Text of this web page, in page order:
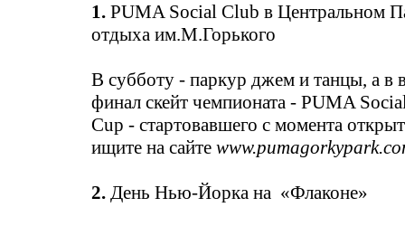
1. PUMA Social Club в Центральном
отдыха им.М.Горького
В субботу - паркур джем и танцы, а в
финал скейт чемпионата - PUMA
Cup - стартовавшего с момента
ищите на сайте
2. День Нью-Йорка на «Флаконе»